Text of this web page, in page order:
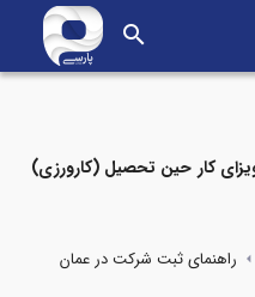
search
کار حین تحصیل (کارورزی)
راهنمای ثبت شرکت در عمان